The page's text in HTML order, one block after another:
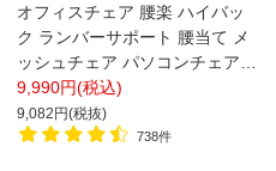
オフィスチェア 腰楽 ハイバッ
ク ランバーサポート 腰当て メ
ッシュチェア パソコンチェア
幅620×奥620×高さ1090-
1190mm
9,990円(税込)
9,082円(税抜)
738件